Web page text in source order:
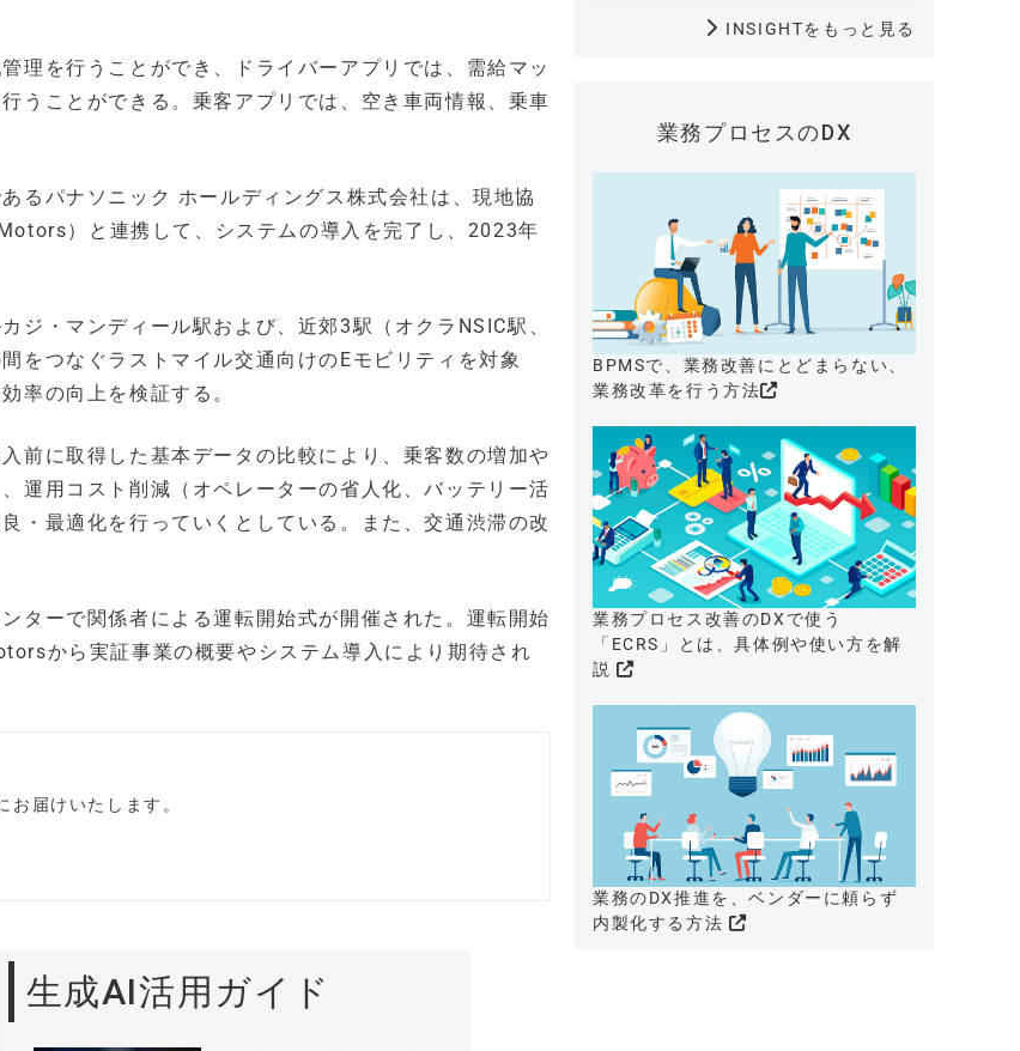
理を行うことができ、ドライバーアプリでは、需給マッ
うことができる。乗客アプリでは、空き車両情報、乗車
るパナソニック ホールディングス株式会社は、現地協
）と連携して、システムの導入を完了し、2023年
ジ・マンディール駅および、近郊3駅（オクラNSIC駅、
をつなぐラストマイル交通向けのEモビリティを対象
率の向上を検証する。
前に取得した基本データの比較により、乗客数の増加や
運用コスト削減（オペレーターの省人化、バッテリー活
・最適化を行っていくとしている。また、交通渋滞の改
ターで関係者による運転開始式が開催された。運転開始
から実証事業の概要やシステム導入により期待され
届けいたします。
生成AI活用ガイド
INSIGHTをもっと見る
業務プロセスのDX
BPMSで、業務改善にとどまらない、
業務改革を行う方法
業務プロセス改善のDXで使う
「ECRS」とは、具体例や使い方を解
説
業務のDX推進を、ベンダーに頼らず
内製化する方法